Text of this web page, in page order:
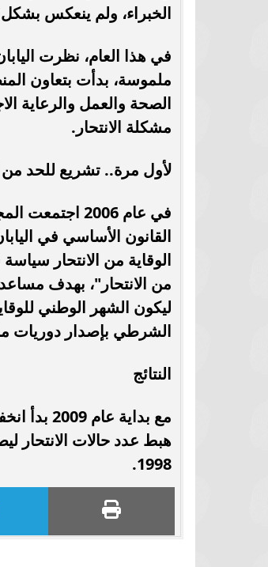
الخبراء، ولم ينعكس بشكل
في هذا العام، نظرت
ملموسة، بدأت بتعاون
الصحة والعمل والرعاية
مشكلة الانتحار.
لأول مرة.. تشريع للحد من
في عام 2006
القانون الأساسي في
من الانتحار"، بهدف
ليكون الشهر الوطني
الشرطي بإصدار دوريات
النتائج
1998.
برشلونة يستعيد سلاحا مهما بعد صدمة
كأس العالم